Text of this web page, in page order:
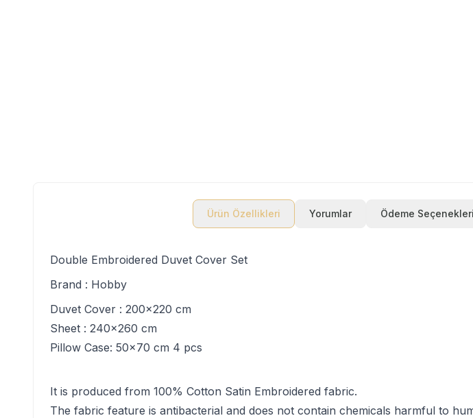
Ürün Özellikleri Yorumlar Ödeme Seçenekleri
Double Embroidered Duvet Cover Set
Brand : Hobby
Duvet Cover : 200x220 cm
Sheet : 240x260 cm
Pillow Case: 50x70 cm 4 pcs
It is produced from 100% Cotton Satin Embroidered fabric.
The fabric feature is antibacterial and does not contain chemicals harmful to